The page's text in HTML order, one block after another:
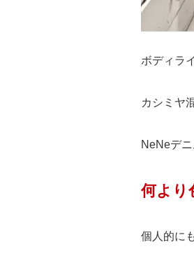
ボディラ
カシミヤ
NeNeデ
何より
個人的に